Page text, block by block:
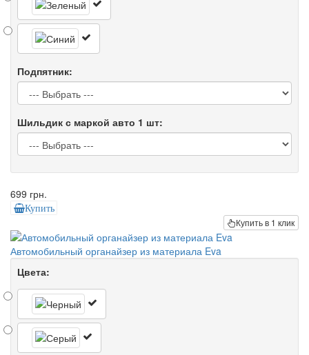
Подпятник:
Шильдик с маркой авто 1 шт:
699 грн.
Купить
Купить в 1 клик
Автомобильный органайзер из материала Eva
Цвета: